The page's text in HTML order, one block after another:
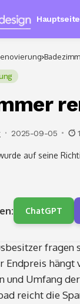
Hauptseite
2025-09-05
auf seine
ChatGPT
fragen
Endpreis hängt
und Umfang
reicht die